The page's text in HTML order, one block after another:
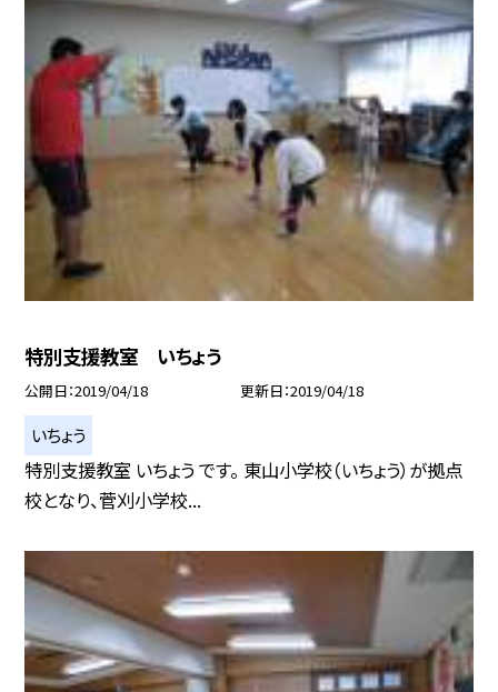
特別支援教室 いちょう
公開日 2019/04/18 更新日 2019/04/18
いちょう
特別支援教室 いちょう です。 東山小学校（いちょう）が拠点
校となり、菅刈小学校...